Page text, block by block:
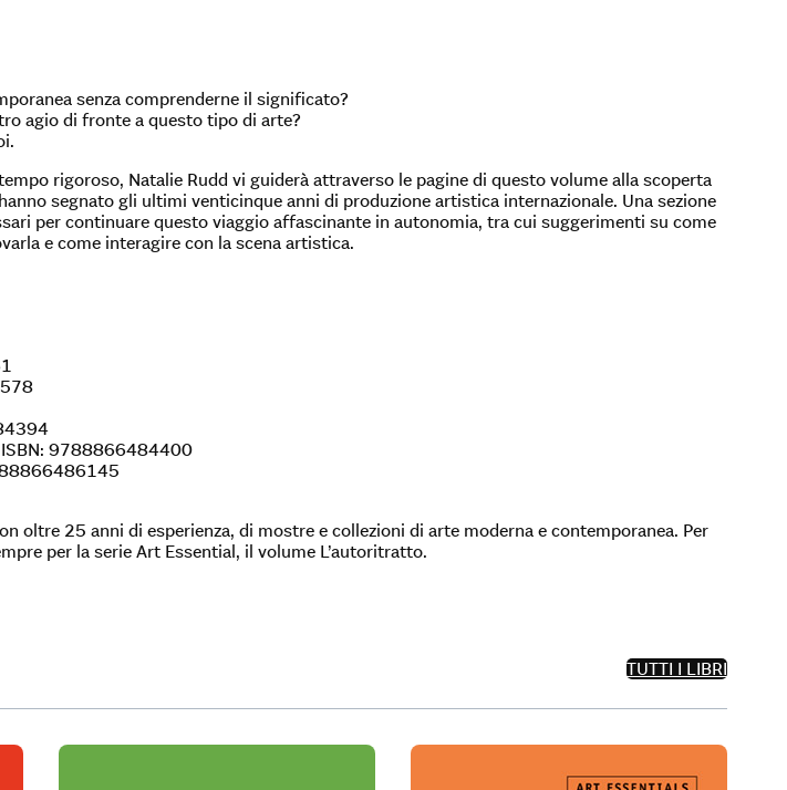
senza comprenderne il significato?
agio di fronte a questo tipo di arte?
rigoroso, Natalie Rudd vi guiderà attraverso le pagine di questo volume alla scoperta
segnato gli ultimi venticinque anni di produzione artistica internazionale. Una sezione
per continuare questo viaggio affascinante in autonomia, tra cui suggerimenti su come
e come interagire con la scena artistica.
ISBN: 9788866484400
oltre 25 anni di esperienza, di mostre e collezioni di arte moderna e contemporanea. Per
per la serie Art Essential, il volume L’autoritratto.
TUTTI I LIBRI